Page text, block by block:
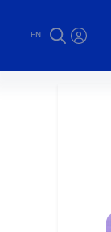
EN